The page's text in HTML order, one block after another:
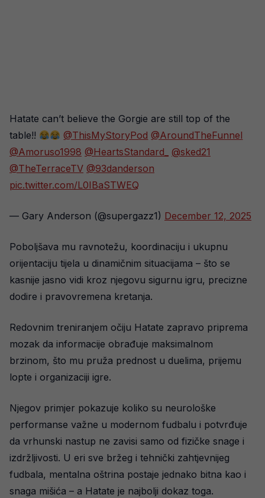
Hatate can’t believe the Gorgie are still top of the
table!!
@ThisMyStoryPod @AroundTheFunnel
@Amoruso1998 @HeartsStandard_
@sked21
@TheTerraceTV @93danderson
pic.twitter.com/L0IBaSTWEQ
— Gary Anderson (@supergazz1) December 12, 2025
Poboljšava mu ravnotežu, koordinaciju i ukupnu
orijentaciju tijela u dinamičnim situacijama – što se
kasnije jasno vidi kroz njegovu sigurnu igru, precizne
dodire i pravovremena kretanja.
Redovnim treniranjem očiju Hatate zapravo priprema
mozak da informacije obrađuje maksimalnom
brzinom, što mu pruža prednost u duelima, prijemu
lopte i organizaciji igre.
Njegov primjer pokazuje koliko su neurološke
performanse važne u modernom fudbalu i potvrđuje
da vrhunski nastup ne zavisi samo od fizičke snage i
izdržljivosti. U eri sve bržeg i tehnički zahtjevnijeg
fudbala, mentalna oštrina postaje jednako bitna kao i
snaga mišića – a Hatate je najbolji dokaz toga.